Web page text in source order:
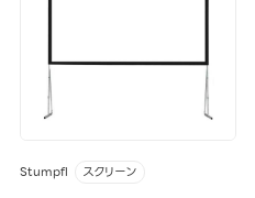
Stumpfl スクリーン